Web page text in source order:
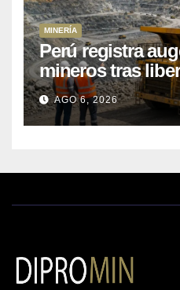
MINERÍA
Perú registra
mineros tras
de mil
cobre y oro
AGO 6, 2026